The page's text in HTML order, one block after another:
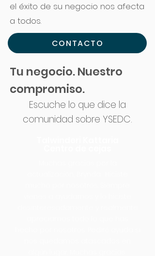
el éxito de su negocio nos afecta
a todos.
CONTACTO
Tu negocio. Nuestro
compromiso.
Escuche lo que dice la
comunidad sobre YSEDC.